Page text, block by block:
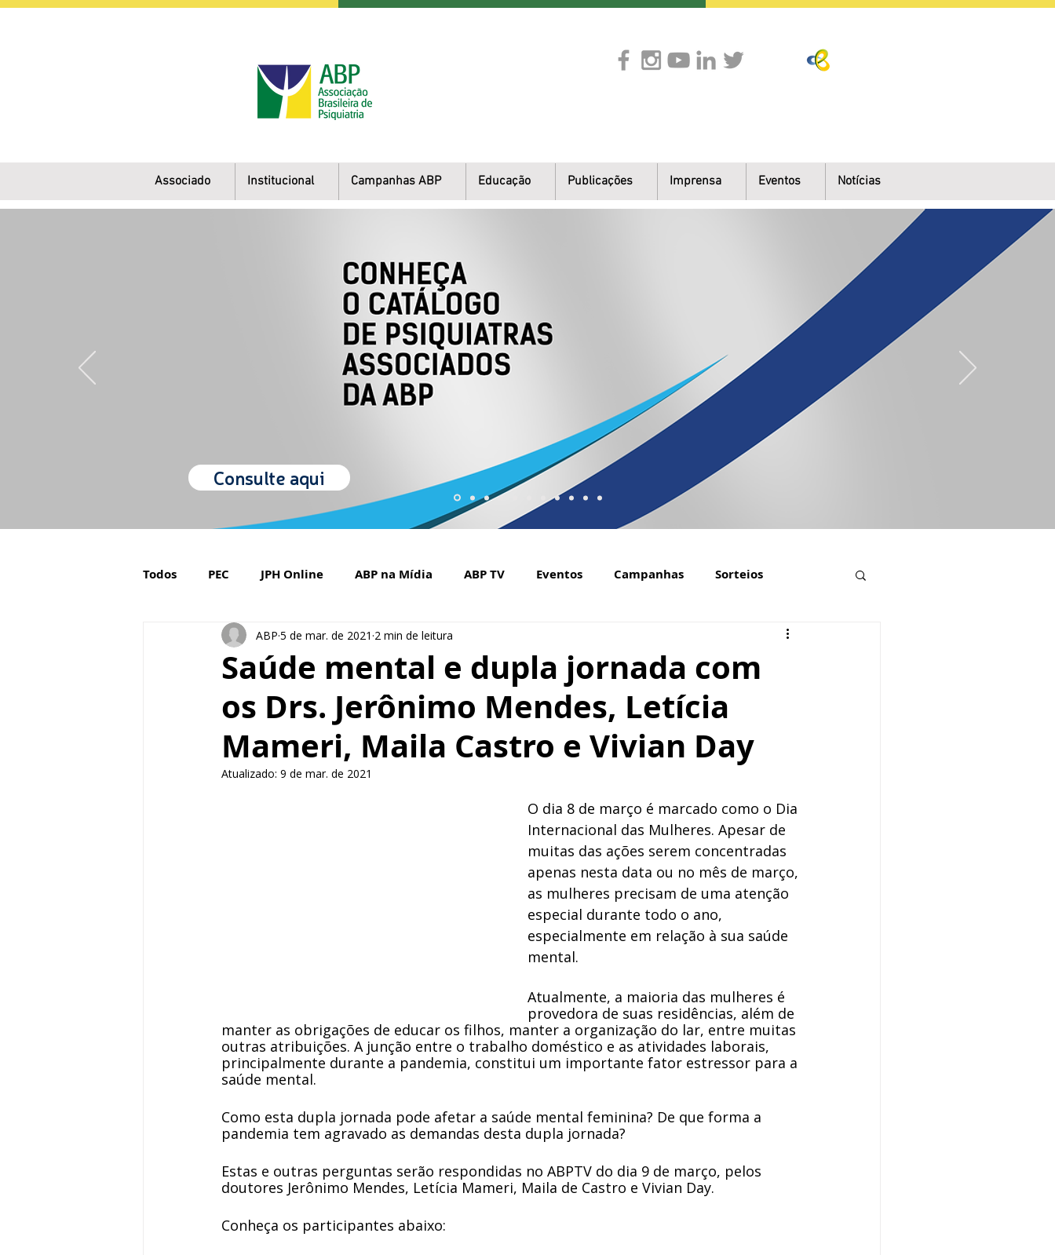
Associado Institucional Campanhas ABP Educação Publicações Imprensa Eventos Notícias
Consulte aqui
Todos PEC JPH Online ABP na Mídia ABP TV Eventos Campanhas Sorteios
Orgulho de ser Psiquiatra Setembro Amarelo na mídia
Saúde mental e dupla jornada com
os Drs. Jerônimo Mendes, Letícia
Mameri, Maila Castro e Vivian Day
ABP 5 de mar. de 2021 2 min de leitura
Atualizado: 9 de mar. de 2021
O dia 8 de março é marcado como o Dia
Internacional das Mulheres. Apesar de
muitas das ações serem concentradas
apenas nesta data ou no mês de março,
as mulheres precisam de uma atenção
especial durante todo o ano,
especialmente em relação à sua saúde
mental.
Atualmente, a maioria das mulheres é
provedora de suas residências, além de
manter as obrigações de educar os filhos, manter a organização do lar, entre muitas
outras atribuições. A junção entre o trabalho doméstico e as atividades laborais,
principalmente durante a pandemia, constitui um importante fator estressor para a
saúde mental.
Como esta dupla jornada pode afetar a saúde mental feminina? De que forma a
pandemia tem agravado as demandas desta dupla jornada?
Estas e outras perguntas serão respondidas no ABPTV do dia 9 de março, pelos
doutores Jerônimo Mendes, Letícia Mameri, Maila de Castro e Vivian Day.
Conheça os participantes abaixo: